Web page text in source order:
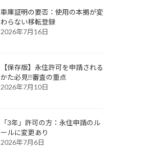
車庫証明の要否：使用の本拠が変
わらない移転登録
2026年7月16日
【保存版】永住許可を申請される
かた必見‼審査の重点
2026年7月10日
「3年」許可の方：永住申請のル
ールに変更あり
2026年7月6日